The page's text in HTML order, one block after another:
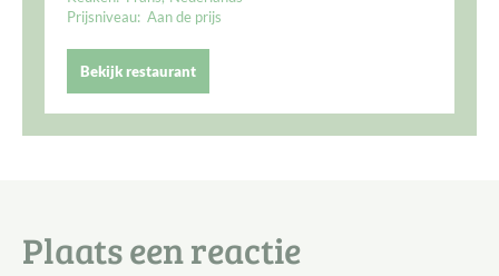
Prijsniveau: Aan de prijs
Bekijk restaurant
Plaats een reactie